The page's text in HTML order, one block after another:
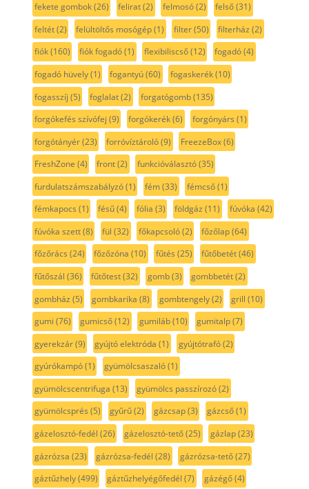
fekete gombok(26) felirat(2) felmosó(2) felső(31)
feltét(2) felültöltős mosógép(1) filter(50) filterház (2)
fiók(160) fiók fogadó(1) flexibiliscső(12) fogadó(4)
fogadó hüvely(1) fogantyú(60) fogaskerék(10)
fogasszíj (5) foglalat(2) forgatógomb(135)
forgókefés szívófej (9) forgókerék(6) forgónyárs (1)
forgótányér(23) forróvíztároló(9) FreezeBox(6)
FreshZone (4) front(2) funkcióválasztó(35)
furdulatszámszabályzó(1) fém(33) fémcső(1)
fémkapocs (1) fésű(4) fólia (3) földgáz (11) fúvóka (42)
fúvóka szett(8) fül (32) főkapcsoló(2) főzőlap(64)
főzőrács (24) főzőzóna (10) fűtés (25) fűtőbetét(46)
fűtőszál (36) fűtőtest(32) gomb(3) gombbetét(2)
gombház (5) gombkarika (8) gombtengely(2) grill (10)
gumi (76) gumicső(12) gumiláb(10) gumitalp(7)
gyerekzár(9) gyújtó elektróda (1) gyújtótrafó(2)
gyúrókampó(1) gyümölcsaszaló(1)
gyümölcscentrifuga (13) gyümölcs passzírozó(2)
gyümölcsprés (5) gyűrű(2) gázcsap(3) gázcső(1)
gázelosztó-fedél (26) gázelosztó-tető(25) gázlap(23)
gázrózsa (23) gázrózsa-fedél (28) gázrózsa-tető(27)
gáztűzhely(499) gáztűzhelyégőfedél (7) gázégő(4)